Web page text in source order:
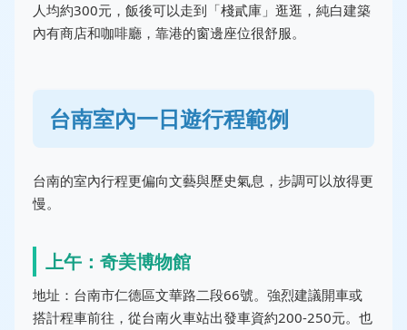
人均約300元，飯後可以走到「棧貳庫」逛逛，純白建築
內有商店和咖啡廳，靠港的窗邊座位很舒服。
台南室內一日遊行程範例
台南的室內行程更偏向文藝與歷史氣息，步調可以放得更
慢。
上午：奇美博物館
地址：台南市仁德區文華路二段66號。強烈建議開車或
搭計程車前往，從台南火車站出發車資約200-250元。也